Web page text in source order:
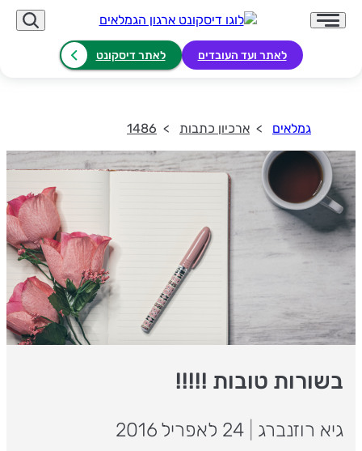
לאתר ועד העובדים לאתר דיסקונט
גמלאים ארכיון כתבות 1486
בשורות טובות !!!!!
גיא רוזנברג